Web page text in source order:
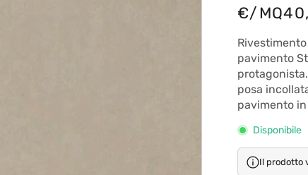
€/MQ
Rivestimento
pavimento
posa
pavimento
Disponibile
Il prodotto